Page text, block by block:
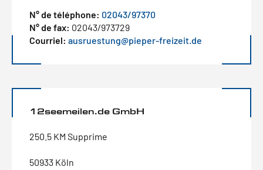
N° de téléphone: 02043/97370
N° de fax: 02043/973729
Courriel: ausruestung@pieper-freizeit.de
12seemeilen.de GmbH
250.5 KM Supprime
50933 Köln